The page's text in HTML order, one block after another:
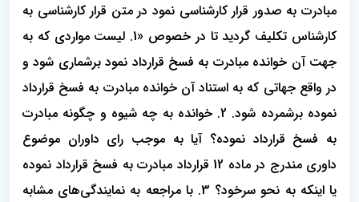
مبادرت به صدور قرار کارشناسی نمود در متن قرار کارشناسی به
کارشناس تکلیف گردید تا در خصوص «1. لیست مواردی که به
جهت آن خوانده مبادرت به فسخ قرارداد نمود برشماری شود و
در واقع جهاتی که به استناد آن خوانده مبادرت به فسخ قرارداد
نموده برشمرده شود. 2. خوانده به چه شیوه و چگونه مبادرت
به فسخ قرارداد نموده؟ آیا به موجب رای داوران موضوع
داوری مندرج در ماده 12 قرارداد مبادرت به فسخ قرارداد نموده
یا اینکه به نحو سرخود؟ 3. با مراجعه به نمایندگی‌های مشابه